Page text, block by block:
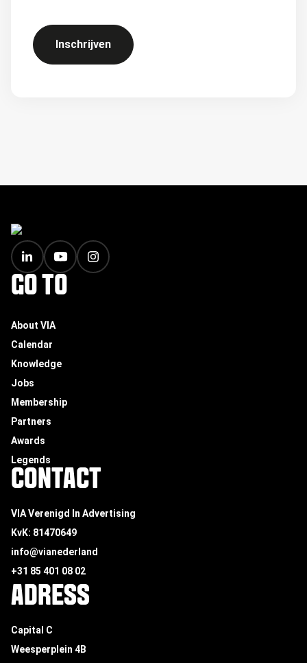
Inschrijven
FOOTER
GO TO
About VIA
Calendar
Knowledge
Jobs
Membership
Partners
Awards
Legends
CONTACT
VIA Verenigd In Advertising
KvK: 81470649
info@vianederland
+31 85 401 08 02
ADRESS
Capital C
Weesperplein 4B